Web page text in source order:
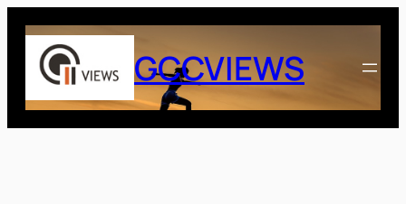
Saltar
contenido
GCCVIEWS